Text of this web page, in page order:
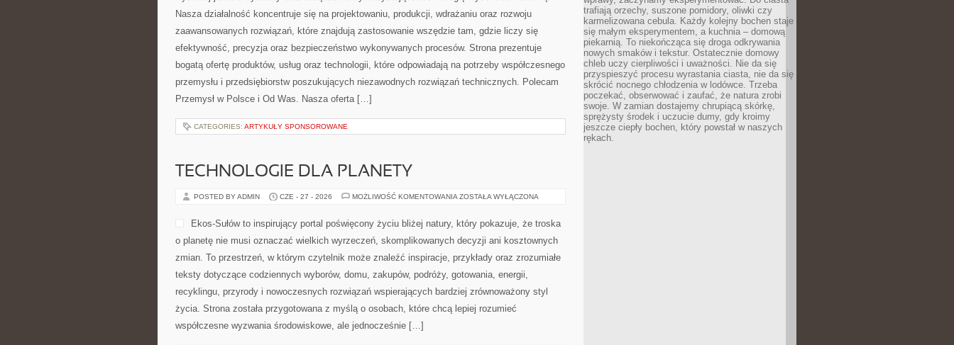
Nasza działalność koncentruje się na projektowaniu, produkcji, wdrażaniu oraz rozwoju
zaawansowanych rozwiązań, które znajdują zastosowanie wszędzie tam, gdzie liczy się
efektywność, precyzja oraz bezpieczeństwo wykonywanych procesów. Strona prezentuje
bogatą ofertę produktów, usług oraz technologii, które odpowiadają na potrzeby współczesnego
przemysłu i przedsiębiorstw poszukujących niezawodnych rozwiązań technicznych. Polecam
Przemysł w Polsce i Od Was. Nasza oferta […]
CATEGORIES: ARTYKUŁY SPONSOROWANE
TECHNOLOGIE DLA PLANETY
POSTED BY ADMIN CZE - 27 - 2026 MOŻLIWOŚĆ KOMENTOWANIA TECHNOLOGIE
ZOSTAŁA WYŁĄCZONA
Ekos-Sułów to inspirujący portal poświęcony życiu bliżej natury, który pokazuje, że troska
o planetę nie musi oznaczać wielkich wyrzeczeń, skomplikowanych decyzji ani kosztownych
zmian. To przestrzeń, w którym czytelnik może znaleźć inspiracje, przykłady oraz zrozumiałe
teksty dotyczące codziennych wyborów, domu, zakupów, podróży, gotowania, energii,
recyklingu, przyrody i nowoczesnych rozwiązań wspierających bardziej zrównoważony styl
życia. Strona została przygotowana z myślą o osobach, które chcą lepiej rozumieć
współczesne wyzwania środowiskowe, ale jednocześnie […]
trafiają orzechy, suszone pomidory, oliwki czy
karmelizowana cebula. Każdy kolejny bochen staje
się małym eksperymentem, a kuchnia – domową
piekarnią. To niekończąca się droga odkrywania
nowych smaków i tekstur. Ostatecznie domowy
chleb uczy cierpliwości i uważności. Nie da się
przyspieszyć procesu wyrastania ciasta, nie da się
skrócić nocnego chłodzenia w lodówce. Trzeba
poczekać, obserwować i zaufać, że natura zrobi
swoje. W zamian dostajemy chrupiącą skórkę,
sprężysty środek i uczucie dumy, gdy kroimy
jeszcze ciepły bochen, który powstał w naszych
rękach.